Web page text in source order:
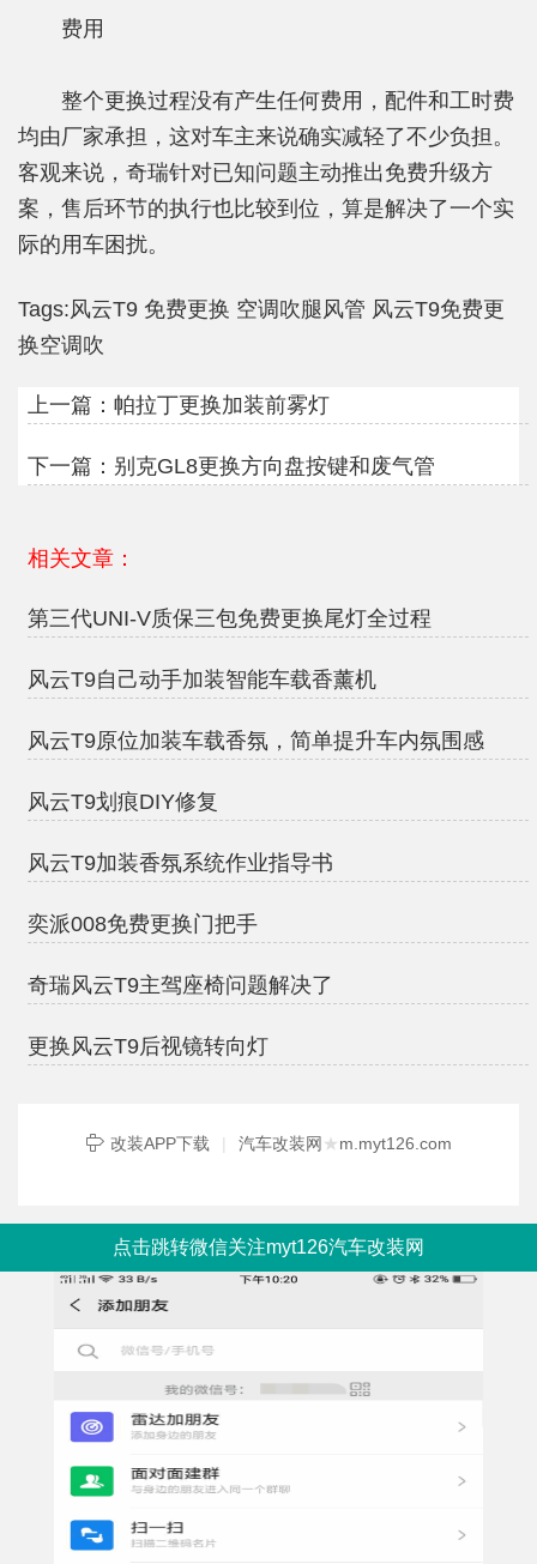
费用
整个更换过程没有产生任何费用，配件和工时费
均由厂家承担，这对车主来说确实减轻了不少负担。
客观来说，奇瑞针对已知问题主动推出免费升级方
案，售后环节的执行也比较到位，算是解决了一个实
际的用车困扰。
Tags:风云T9 免费更换 空调吹腿风管 风云T9免费更
换空调吹
上一篇： 帕拉丁更换加装前雾灯
下一篇： 别克GL8更换方向盘按键和废气管
相关文章：
第三代UNI-V质保三包免费更换尾灯全过程
风云T9自己动手加装智能车载香薰机
风云T9原位加装车载香氛，简单提升车内氛围感
风云T9划痕DIY修复
风云T9加装香氛系统作业指导书
奕派008免费更换门把手
奇瑞风云T9主驾座椅问题解决了
更换风云T9后视镜转向灯
改装APP下载 | 汽车改装网 ★m.myt126.com
点击跳转微信关注myt126汽车改装网